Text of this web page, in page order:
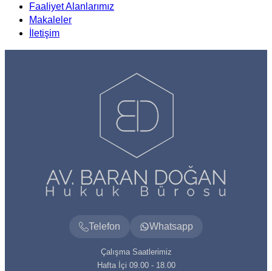
Faaliyet Alanlarımız
Makaleler
İletişim
Telefon Whatsapp
Çalışma Saatlerimiz
Hafta İçi 09.00 - 18.00